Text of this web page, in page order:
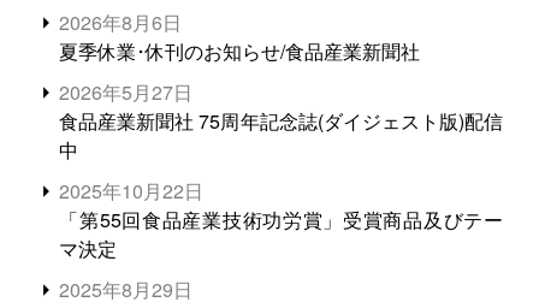
2026年8月6日
夏季休業･休刊のお知らせ/食品産業新聞社
2026年5月27日
食品産業新聞社 75周年記念誌(ダイジェスト版)配信
中
2025年10月22日
「第55回食品産業技術功労賞」受賞商品及びテー
マ決定
2025年8月29日